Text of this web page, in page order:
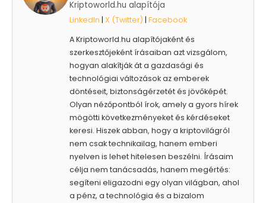
Kriptoworld.hu alapítója
LinkedIn | X (Twitter) | Facebook
A Kriptoworld.hu alapítójaként és
szerkesztőjeként írásaiban azt vizsgálom,
hogyan alakítják át a gazdasági és
technológiai változások az emberek
döntéseit, biztonságérzetét és jövőképét.
Olyan nézőpontból írok, amely a gyors hírek
mögötti következményeket és kérdéseket
keresi. Hiszek abban, hogy a kriptovilágról
nem csak technikailag, hanem emberi
nyelven is lehet hitelesen beszélni. Írásaim
célja nem tanácsadás, hanem megértés:
segíteni eligazodni egy olyan világban, ahol
a pénz, a technológia és a bizalom